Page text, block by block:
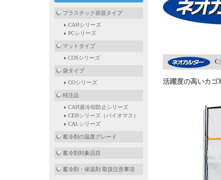
C
活躍度の高いカゴ
プラスチック容器タイプ
CAHシリーズ
PCシリーズ
マットタイプ
COSシリーズ
袋タイプ
COシリーズ
特注品
CAH過冷却防止シリーズ
CEHシリーズ（バイオマス）
CALシリーズ
蓄冷剤の温度グレード
蓄冷剤対象品目
蓄冷剤・保温剤 取扱注意事項